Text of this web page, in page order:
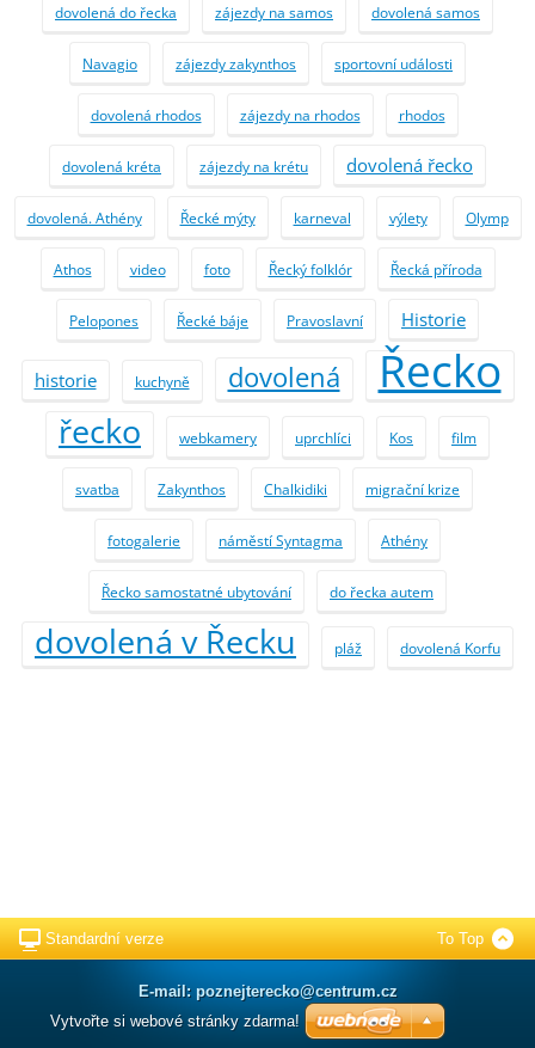
dovolená do řecka zájezdy na samos dovolená samos
Navagio zájezdy zakynthos sportovní události
dovolená rhodos zájezdy na rhodos rhodos
dovolená kréta zájezdy na krétu dovolená řecko
dovolená. Athény Řecké mýty karneval výlety Olymp
Athos video foto Řecký folklór Řecká příroda
Pelopones Řecké báje Pravoslavní Historie
historie kuchyně dovolená Řecko
řecko webkamery uprchlíci Kos film
svatba Zakynthos Chalkidiki migrační krize
fotogalerie náměstí Syntagma Athény
Řecko samostatné ubytování do řecka autem
dovolená v Řecku pláž dovolená Korfu
Standardní verze To Top
E-mail: poznejterecko@centrum.cz
Vytvořte si webové stránky zdarma!